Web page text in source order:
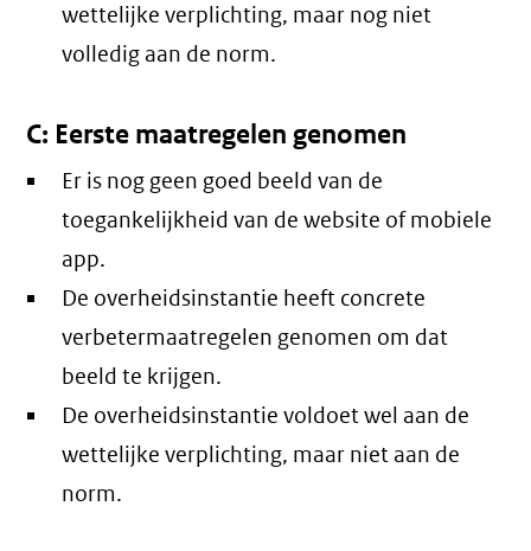
wettelijke verplichting, maar nog niet
volledig aan de norm.
C: Eerste maatregelen genomen
Er is nog geen goed beeld van de
toegankelijkheid van de website of mobiele
app.
De overheidsinstantie heeft concrete
verbetermaatregelen genomen om dat
beeld te krijgen.
De overheidsinstantie voldoet wel aan de
wettelijke verplichting, maar niet aan de
norm.